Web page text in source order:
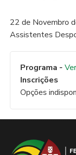
22 de Novembro
Assistentes
Programa -
Inscrições
Opções